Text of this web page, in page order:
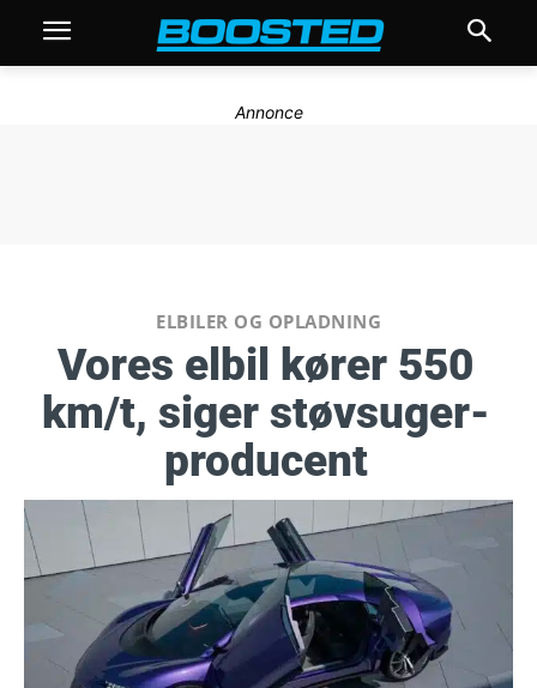
Annonce
ELBILER OG OPLADNING
Vores elbil kører 550
km/t, siger støvsuger-
producent